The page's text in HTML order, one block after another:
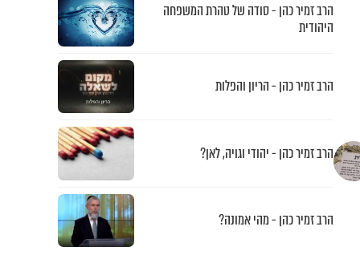
הרב זמיר כהן - סודה של טהרת המשפחה
היהודית
הרב זמיר כהן - הריון והפלות
הרב זמיר כהן - יהודי וגויה, לאן?
הרב זמיר כהן - מהי אמונה?